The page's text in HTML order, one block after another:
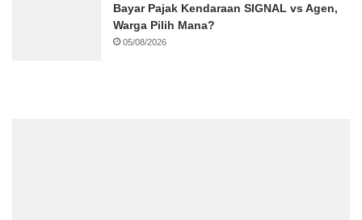
Bayar Pajak Kendaraan SIGNAL vs Agen,
Warga Pilih Mana?
05/08/2026